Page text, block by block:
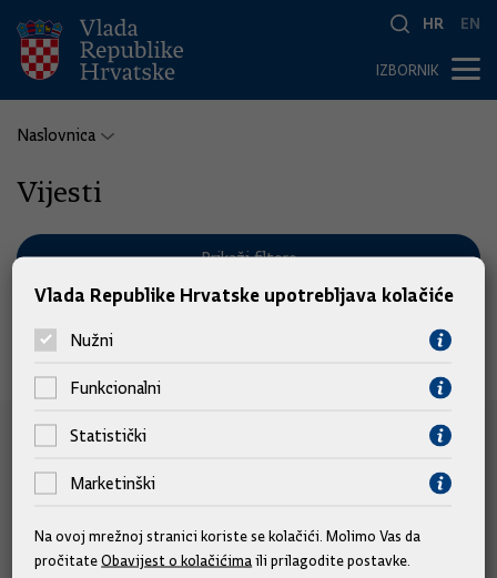
HR EN
IZBORNIK
Naslovnica
Vijesti
Prikaži filtere
Nema pronađenih vijesti.
e-Građani
e-Građani
e-Savjetovanja
Portal otvorenih podataka RH
Vlada Republike Hrvatske upotrebljava kolačiće
Nužni
Funkcionalni
Statistički
Marketinški
Na ovoj mrežnoj stranici koriste se kolačići. Molimo Vas da
pročitateObavijest o kolačićima ili prilagodite postavke.